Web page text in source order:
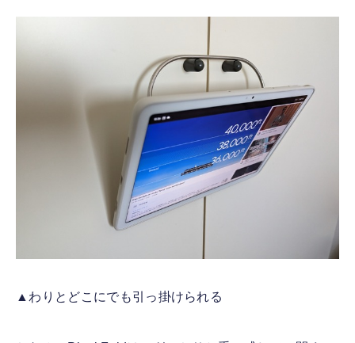
▲わりとどこにでも引っ掛けられる